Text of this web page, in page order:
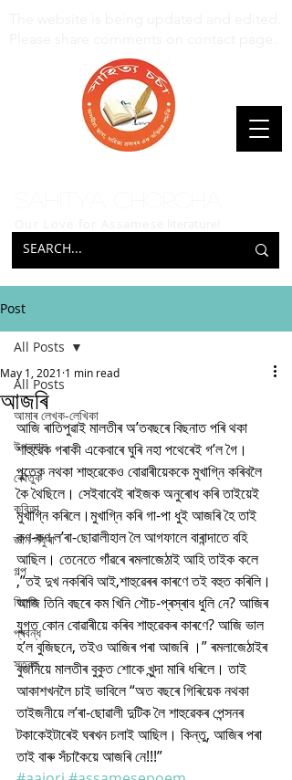
Post
All Posts
আমাৰ লেখক-লেখিকা
উপন্যাস
কৌতুক
কবিতা
জ্ঞান সঁফুৰা
গল্প
বিশেষ
প্ৰবন্ধ
স্তৱক
All Posts
আজৰি
May 1, 2021 1 min read
আজি ৰাতিপুৱাই মালতীৰ অ’তবছৰে বিছনাত পৰি থকা
শাহুৱেক গৰাকী একেবাৰে ঘুৰি নহা পথেৰেই গ’ল গৈ।
পুতেক নথকা শাহুৱেকেও বোৱাৰীয়েককে মুখাগ্নি কৰিবলৈ
কৈ থৈছিলে। সেইবাবেই ৰাইজক অনুৰোধ কৰি তাইয়েই
মুখাগ্নি কৰিলে।মুখাগ্নি কৰি গা-পা ধুই আজৰি হৈ তাই
কণ-কণ ল’ৰা-ছোৱালীহাল লৈ আগফালে বাৰান্দাতে বহি
আছিল। তেনেতে গাঁৱৰে ৰমলাজেঠাই আহি তাইক কলে
,”তই দুখ নকৰিবি আই,শাহুৱেৰৰ কাৰণে তই বহুত কৰিলি।
আজি তিনি বছৰে কম খিনি শৌচ-প্ৰস্ৰাব ধুলি নে? আজিৰ
যুগত কোন বোৱাৰীয়ে কৰিব শাহুৱেকৰ কাৰণে? আজি ভাল
হ’ল বুজিছনে, তইও আজিৰ পৰা আজৰি ।” ৰমলাজেঠাইৰ
বুজনিয়ে মালতীৰ বুকুত শোকে খুন্দা মাৰি ধৰিলে। তাই
আকাশখনলৈ চাই ভাবিলে “অত বছৰে গিৰিয়েক নথকা
তাইজনীয়ে ল’ৰা-ছোৱালী দুটিক লৈ শাহুৱেকৰ পেন্সনৰ
টকাকেইটাৰেই ঘৰখন চলাই আছিল। কিন্তু, আজিৰ পৰা
তাই বাৰু সঁচাকৈয়ে আজৰি নে!!!”